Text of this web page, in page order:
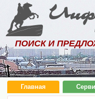
ПОИСК И
Главная